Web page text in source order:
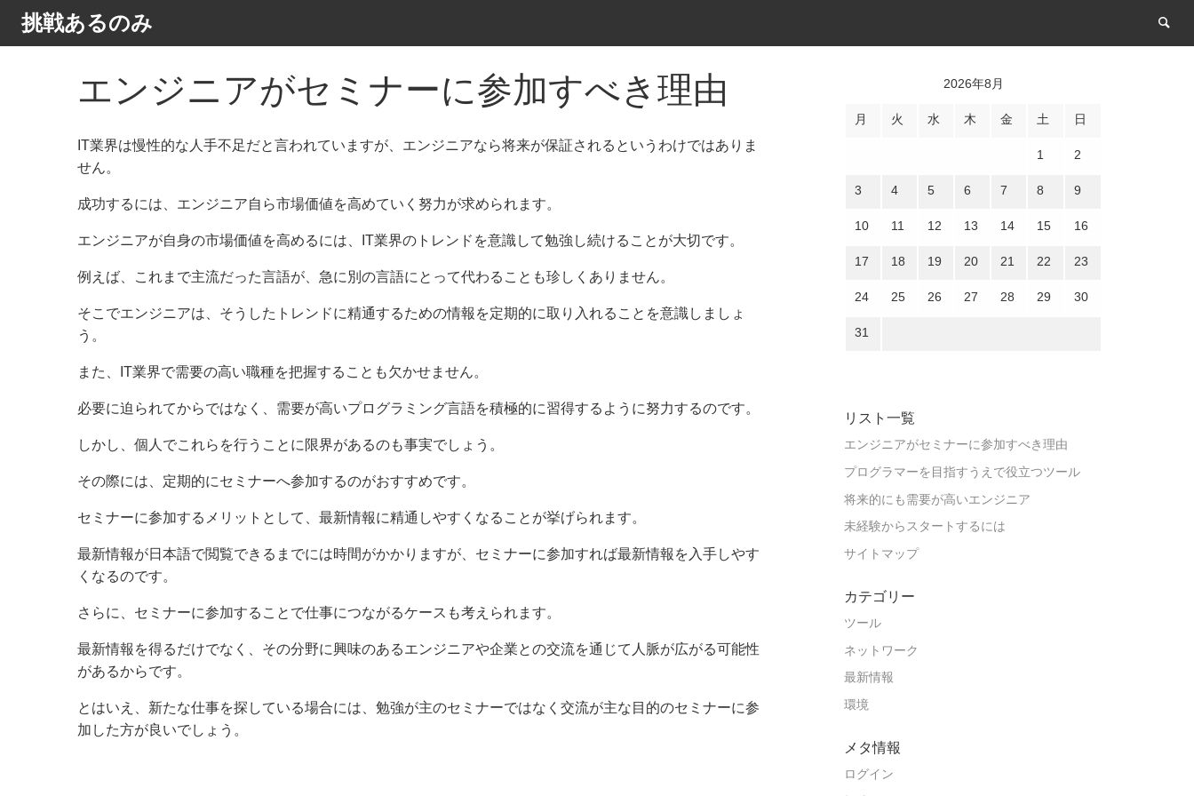
挑戦あるのみ
エンジニアがセミナーに参加すべき理由
IT業界は慢性的な人手不足だと言われていますが、エンジニアなら将来が保証されるというわけではありま
せん。
成功するには、エンジニア自ら市場価値を高めていく努力が求められます。
エンジニアが自身の市場価値を高めるには、IT業界のトレンドを意識して勉強し続けることが大切です。
例えば、これまで主流だった言語が、急に別の言語にとって代わることも珍しくありません。
そこでエンジニアは、そうしたトレンドに精通するための情報を定期的に取り入れることを意識しましょ
う。
また、IT業界で需要の高い職種を把握することも欠かせません。
必要に迫られてからではなく、需要が高いプログラミング言語を積極的に習得するように努力するのです。
しかし、個人でこれらを行うことに限界があるのも事実でしょう。
その際には、定期的にセミナーへ参加するのがおすすめです。
セミナーに参加するメリットとして、最新情報に精通しやすくなることが挙げられます。
最新情報が日本語で閲覧できるまでには時間がかかりますが、セミナーに参加すれば最新情報を入手しやす
くなるのです。
さらに、セミナーに参加することで仕事につながるケースも考えられます。
最新情報を得るだけでなく、その分野に興味のあるエンジニアや企業との交流を通じて人脈が広がる可能性
があるからです。
とはいえ、新たな仕事を探している場合には、勉強が主のセミナーではなく交流が主な目的のセミナーに参
加した方が良いでしょう。
2026年8月
月 火 水 木 金 土 日
1 2
3 4 5 6 7 8 9
10 11 12 13 14 15 16
17 18 19 20 21 22 23
24 25 26 27 28 29 30
31
リスト一覧
エンジニアがセミナーに参加すべき理由
プログラマーを目指すうえで役立つツール
将来的にも需要が高いエンジニア
未経験からスタートするには
サイトマップ
カテゴリー
ツール
ネットワーク
最新情報
環境
メタ情報
ログイン